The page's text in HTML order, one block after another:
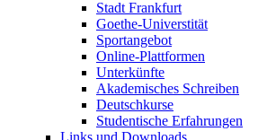
Stadt Frankfurt
Goethe-Universtität
Sportangebot
Online-Plattformen
Unterkünfte
Akademisches Schreiben
Deutschkurse
Studentische Erfahrungen
Links und Downloads